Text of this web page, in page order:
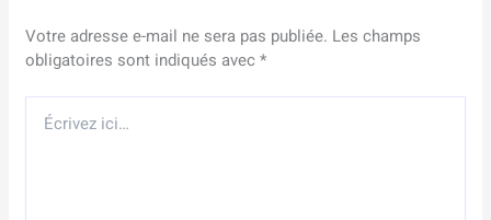
Votre adresse e-mail ne sera pas publiée. Les champs
obligatoires sont indiqués avec*
ici…